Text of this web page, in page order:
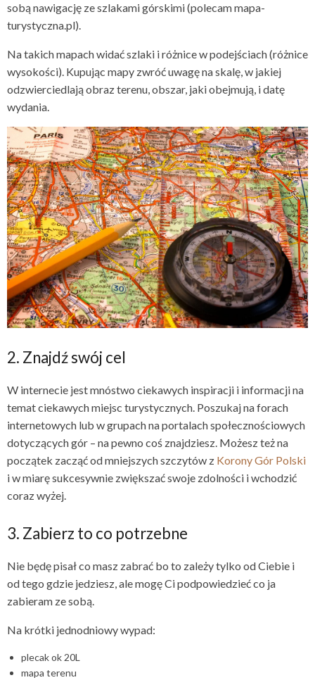
sobą nawigację ze szlakami górskimi (polecam mapa-
turystyczna.pl).
Na takich mapach widać szlaki i różnice w podejściach (różnice
wysokości). Kupując mapy zwróć uwagę na skalę, w jakiej
odzwierciedlają obraz terenu, obszar, jaki obejmują, i datę
wydania.
2. Znajdź swój cel
W internecie jest mnóstwo ciekawych inspiracji i informacji na
temat ciekawych miejsc turystycznych. Poszukaj na forach
internetowych lub w grupach na portalach społecznościowych
dotyczących gór – na pewno coś znajdziesz. Możesz też na
początek zacząć od mniejszych szczytów z Korony Gór Polski
i w miarę sukcesywnie zwiększać swoje zdolności i wchodzić
coraz wyżej.
3. Zabierz to co potrzebne
Nie będę pisał co masz zabrać bo to zależy tylko od Ciebie i
od tego gdzie jedziesz, ale mogę Ci podpowiedzieć co ja
zabieram ze sobą.
Na krótki jednodniowy wypad:
plecak ok 20L
mapa terenu